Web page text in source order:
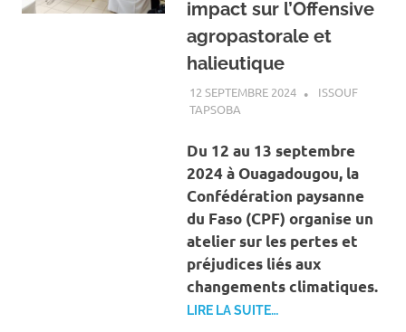
impact sur l’Offensive
agropastorale et
halieutique
12 SEPTEMBRE 2024
ISSOUF
TAPSOBA
Du 12 au 13 septembre
2024 à Ouagadougou, la
Confédération paysanne
du Faso (CPF) organise un
atelier sur les pertes et
préjudices liés aux
changements climatiques.
LIRE LA SUITE…